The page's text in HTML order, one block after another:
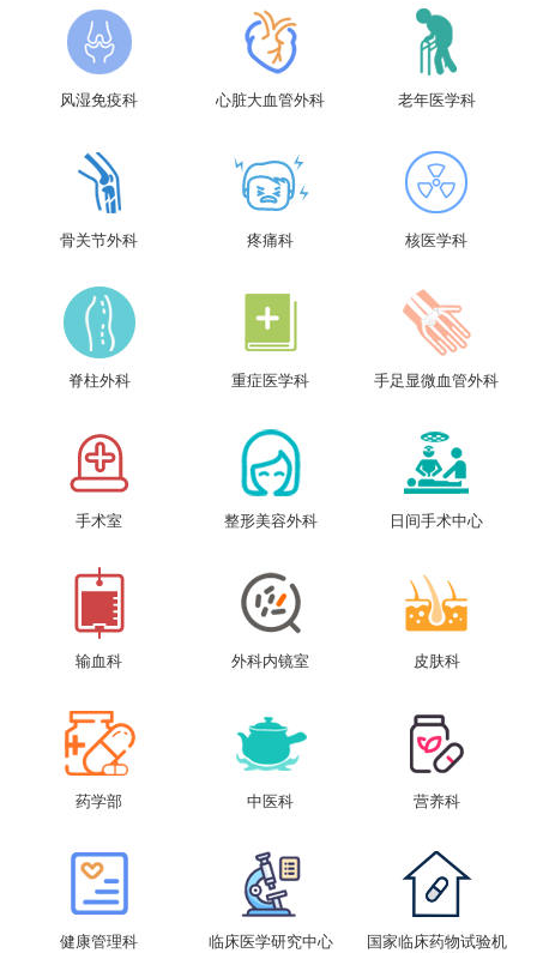
风湿免疫科 心脏大血管外科 老年医学科
骨关节外科 疼痛科 核医学科
脊柱外科 重症医学科 手足显微血管外科
手术室 整形美容外科 日间手术中心
输血科 外科内镜室 皮肤科
药学部 中医科 营养科
健康管理科 临床医学研究中心
国家临床药物试验机